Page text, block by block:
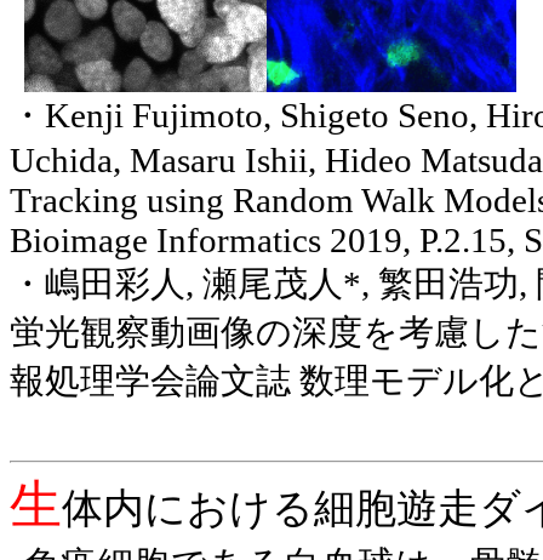
・ Kenji Fujimoto, Shigeto Seno,
Uchida, Masaru Ishii, Hideo
Tracking using Random Walk
Bioimage Informatics 2019, P.2.15,
・嶋田彩人 , 瀬尾茂人 *, 繁田浩功,
蛍光観察動画像の深度を考慮し
報処理学会論文誌 数理モデル化
生体内における細胞遊走ダ